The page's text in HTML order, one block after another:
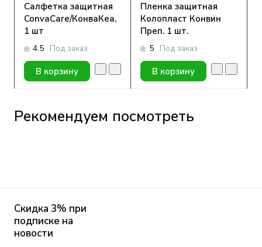
Салфетка защитная
ConvaCare/КонваКеа,
1 шт
4.5 Под заказ
В корзину
Пленка защитная
Колопласт Конвин
Преп. 1 шт.
5 Под заказ
В корзину
Рекомендуем посмотреть
Скидка 3% при
подписке на
новости